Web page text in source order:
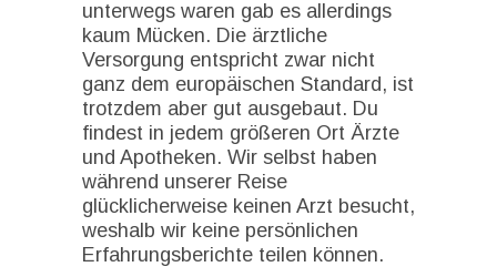
unterwegs waren gab es allerdings
kaum Mücken. Die ärztliche
Versorgung entspricht zwar nicht
ganz dem europäischen Standard, ist
trotzdem aber gut ausgebaut. Du
findest in jedem größeren Ort Ärzte
und Apotheken. Wir selbst haben
während unserer Reise
glücklicherweise keinen Arzt besucht,
weshalb wir keine persönlichen
Erfahrungsberichte teilen können.